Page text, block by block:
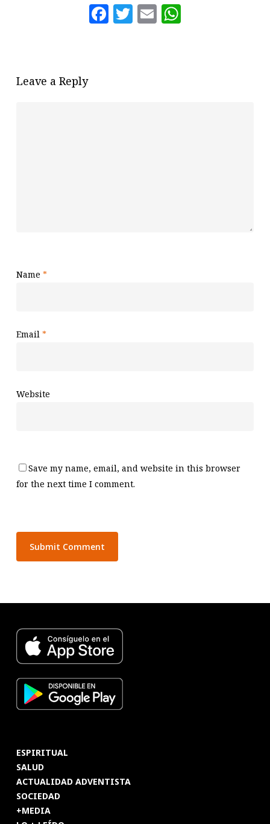
Facebook
Twitter
Email
Leave a Reply
Name *
Email *
Website
Save my name, email, and website in this browser
for the next time I comment.
ESPIRITUAL
SALUD
ACTUALIDAD ADVENTISTA
SOCIEDAD
+MEDIA